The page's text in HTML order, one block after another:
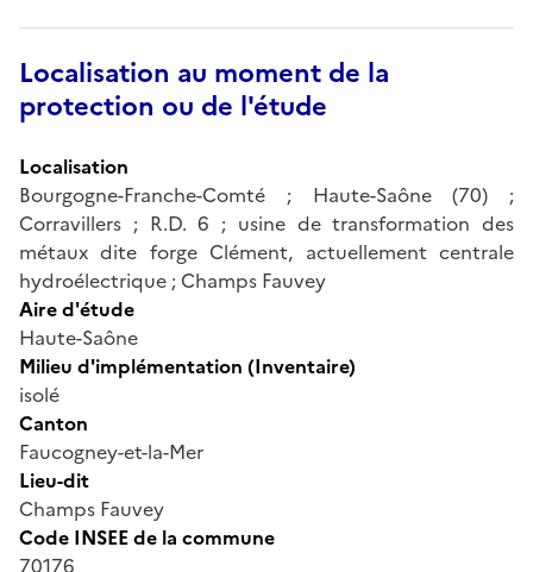
Localisation au moment de la
protection ou de l'étude
Localisation
Bourgogne-Franche-Comté ; Haute-Saône (70) ;
Corravillers ; R.D. 6 ; usine de transformation des
métaux dite forge Clément, actuellement centrale
hydroélectrique ; Champs Fauvey
Aire d'étude
Haute-Saône
Milieu d'implémentation (Inventaire)
isolé
Canton
Faucogney-et-la-Mer
Lieu-dit
Champs Fauvey
Code INSEE de la commune
70176